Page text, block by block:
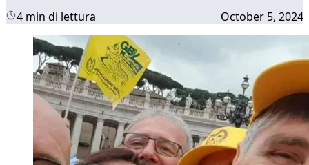
4 min di lettura October 5, 2024